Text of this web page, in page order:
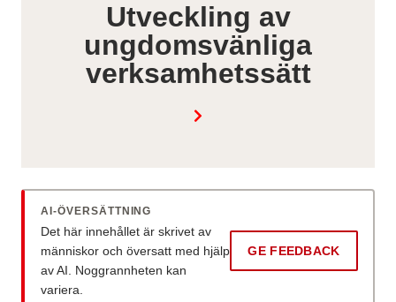
Utveckling av
ungdomsvänliga
verksamhetssätt
AI-ÖVERSÄTTNING
Det här innehållet är skrivet av
människor och översatt med hjälp
av AI. Noggrannheten kan
variera.
GE FEEDBACK